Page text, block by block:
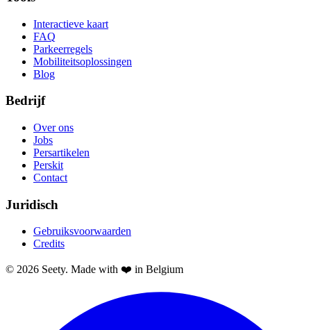
Interactieve kaart
FAQ
Parkeerregels
Mobiliteitsoplossingen
Blog
Bedrijf
Over ons
Jobs
Persartikelen
Perskit
Contact
Juridisch
Gebruiksvoorwaarden
Credits
© 2026 Seety. Made with ❤️ in Belgium